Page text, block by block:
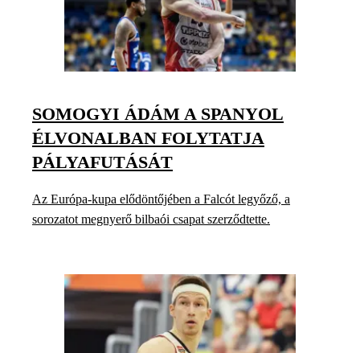
SOMOGYI ÁDÁM A SPANYOL
ÉLVONALBAN FOLYTATJA
PÁLYAFUTÁSÁT
Az Európa-kupa elődöntőjében a Falcót legyőző, a
sorozatot megnyerő bilbaói csapat szerződtette.